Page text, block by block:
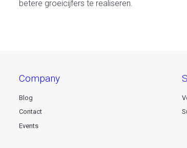
betere groeicijfers te realiseren.
company
Blog
Contact
Events